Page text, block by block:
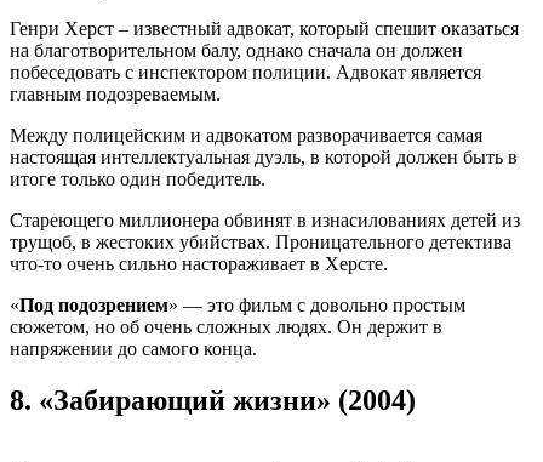
Генри Херст – известный адвокат, который спешит оказаться
на благотворительном балу, однако сначала он должен
побеседовать с инспектором полиции. Адвокат является
главным подозреваемым.
Между полицейским и адвокатом разворачивается самая
настоящая интеллектуальная дуэль, в которой должен быть в
итоге только один победитель.
Стареющего миллионера обвинят в изнасилованиях детей из
трущоб, в жестоких убийствах. Проницательного детектива
что-то очень сильно настораживает в Херсте.
«Под подозрением» — это фильм с довольно простым
сюжетом, но об очень сложных людях. Он держит в
напряжении до самого конца.
8. «Забирающий жизни» (2004)